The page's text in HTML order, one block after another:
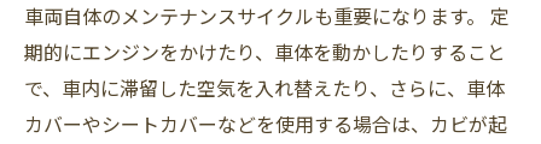
車両自体のメンテナンスサイクルも重要になります。 定
期的にエンジンをかけたり、車体を動かしたりすること
で、車内に滞留した空気を入れ替えたり、さらに、車体
カバーやシートカバーなどを使用する場合は、カビが起